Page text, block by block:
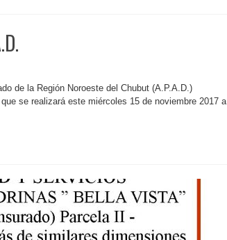
de la Región Noroeste del Chubut (A.P.A.D.)
se realizará este miércoles 15 de noviembre 2017 a